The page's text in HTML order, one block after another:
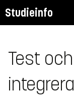
Studieinfo
Test